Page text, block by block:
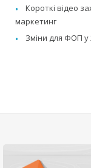
Короткі відео
маркетинг
Зміни для ФОП у